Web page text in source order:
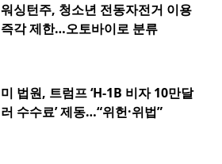
워싱턴주, 청소년 전동자전거 이용
즉각 제한…오토바이로 분류
미 법원, 트럼프 ‘H-1B 비자 10만달
러 수수료’ 제동…“위헌·위법”